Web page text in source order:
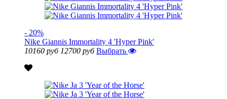
- 20%
Nike Giannis Immortality 4 'Hyper Pink'
10160 руб 12700 руб Выбрать